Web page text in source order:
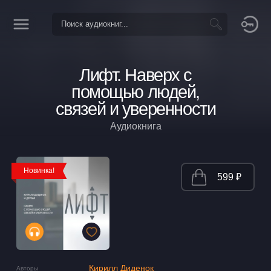
Лифт. Наверх с
помощью людей,
связей и уверенности
Аудиокнига
Новинка!
Авторы Кирилл Диденок
599 ₽